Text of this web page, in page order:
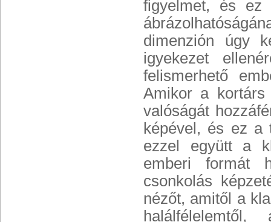
figyelmet, és ez
dimenzión úgy
igyekezet
felismerhető
Amikor a
valóságát
képével, és ez a
ezzel együtt a
emberi formát
csonkolás
nézőt, amitől a